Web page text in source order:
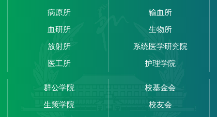
病原所
血研所
放射所
医工所
输血所
生物所
系统医学研究院
护理学院
群公学院
生策学院
校基金会
校友会